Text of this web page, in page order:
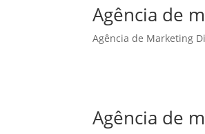
Agência de
Agência de Marketing
Agência de